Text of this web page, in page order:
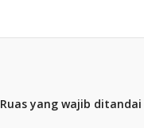
Ruas yang wajib ditandai